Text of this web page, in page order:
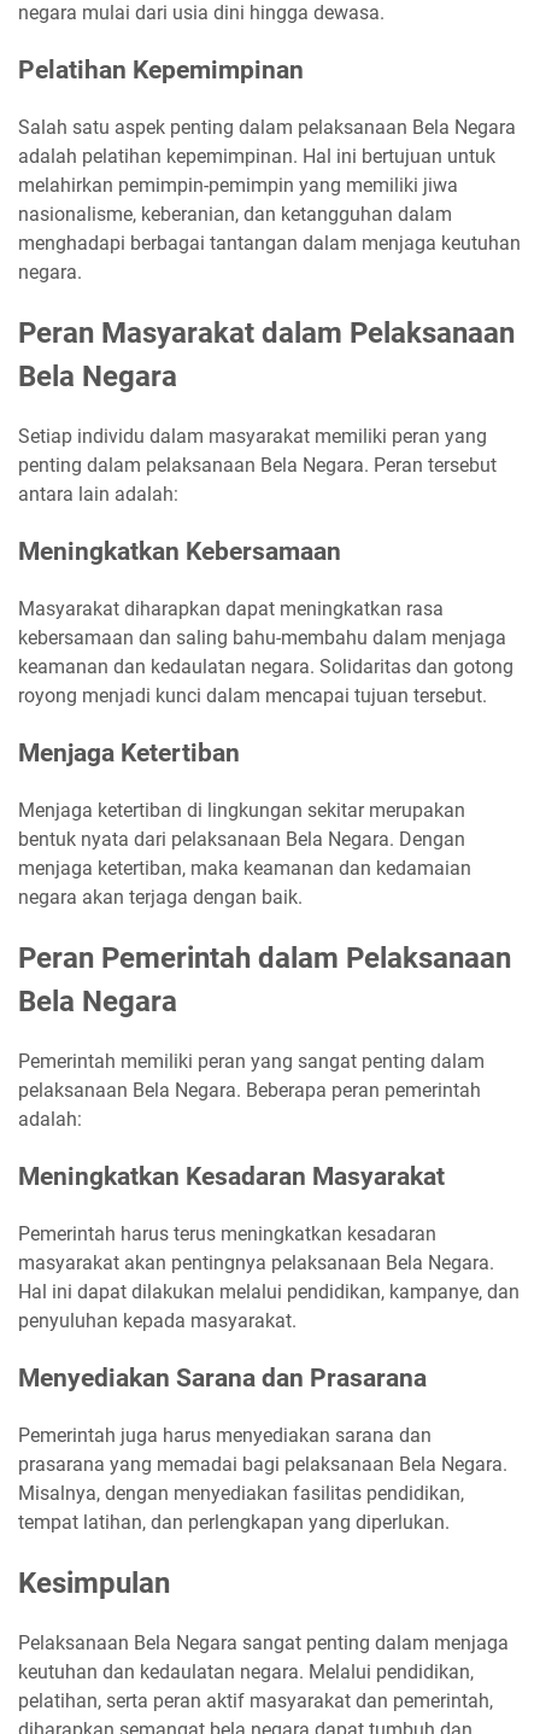
negara mulai dari usia dini hingga dewasa.
Pelatihan Kepemimpinan
Salah satu aspek penting dalam pelaksanaan Bela Negara
adalah pelatihan kepemimpinan. Hal ini bertujuan untuk
melahirkan pemimpin-pemimpin yang memiliki jiwa
nasionalisme, keberanian, dan ketangguhan dalam
menghadapi berbagai tantangan dalam menjaga keutuhan
negara.
Peran Masyarakat dalam Pelaksanaan
Bela Negara
Setiap individu dalam masyarakat memiliki peran yang
penting dalam pelaksanaan Bela Negara. Peran tersebut
antara lain adalah:
Meningkatkan Kebersamaan
Masyarakat diharapkan dapat meningkatkan rasa
kebersamaan dan saling bahu-membahu dalam menjaga
keamanan dan kedaulatan negara. Solidaritas dan gotong
royong menjadi kunci dalam mencapai tujuan tersebut.
Menjaga Ketertiban
Menjaga ketertiban di lingkungan sekitar merupakan
bentuk nyata dari pelaksanaan Bela Negara. Dengan
menjaga ketertiban, maka keamanan dan kedamaian
negara akan terjaga dengan baik.
Peran Pemerintah dalam Pelaksanaan
Bela Negara
Pemerintah memiliki peran yang sangat penting dalam
pelaksanaan Bela Negara. Beberapa peran pemerintah
adalah:
Meningkatkan Kesadaran Masyarakat
Pemerintah harus terus meningkatkan kesadaran
masyarakat akan pentingnya pelaksanaan Bela Negara.
Hal ini dapat dilakukan melalui pendidikan, kampanye, dan
penyuluhan kepada masyarakat.
Menyediakan Sarana dan Prasarana
Pemerintah juga harus menyediakan sarana dan
prasarana yang memadai bagi pelaksanaan Bela Negara.
Misalnya, dengan menyediakan fasilitas pendidikan,
tempat latihan, dan perlengkapan yang diperlukan.
Kesimpulan
Pelaksanaan Bela Negara sangat penting dalam menjaga
keutuhan dan kedaulatan negara. Melalui pendidikan,
pelatihan, serta peran aktif masyarakat dan pemerintah,